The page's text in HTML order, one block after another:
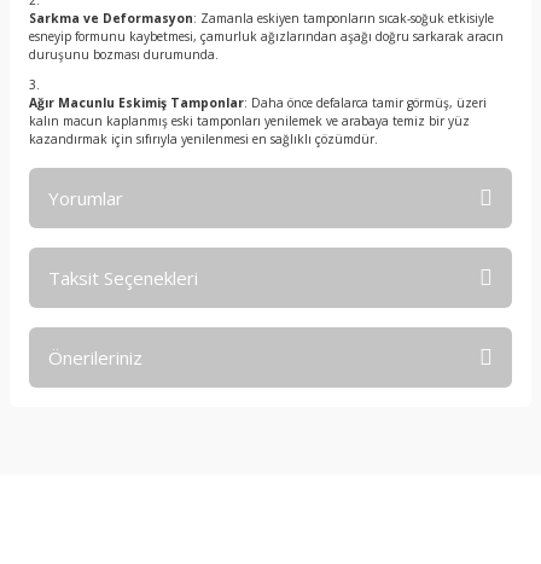
Sarkma ve Deformasyon: Zamanla eskiyen tamponların sıcak-soğuk etkisiyle
esneyip formunu kaybetmesi, çamurluk ağızlarından aşağı doğru sarkarak aracın
duruşunu bozması durumunda.
Ağır Macunlu Eskimiş Tamponlar: Daha önce defalarca tamir görmüş, üzeri
kalın macun kaplanmış eski tamponları yenilemek ve arabaya temiz bir yüz
kazandırmak için sıfırıyla yenilenmesi en sağlıklı çözümdür.
Yorumlar
Taksit Seçenekleri
Önerileriniz